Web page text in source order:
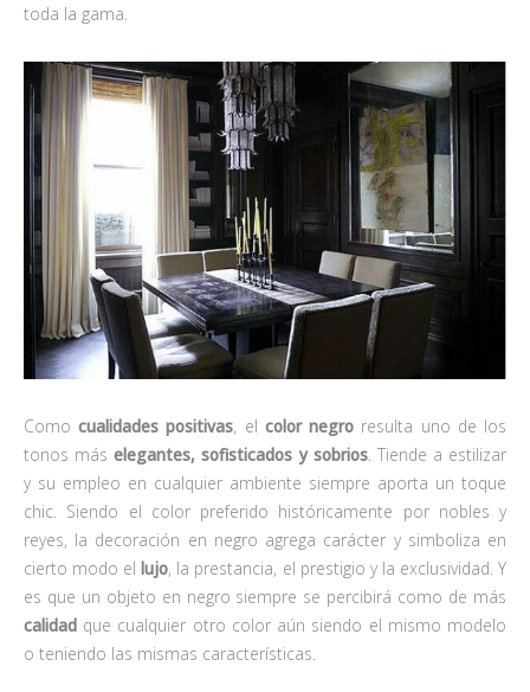
toda la gama.
Comocualidades positivas, el color negro resulta uno de los
tonos máselegantes, sofisticados y sobrios. Tiende a estilizar
y su empleo en cualquier ambiente siempre aporta un toque
chic. Siendo el color preferido históricamente por nobles y
reyes, la decoración en negro agrega carácter y simboliza en
cierto modo ellujo, la prestancia, el prestigio y la exclusividad. Y
es que un objeto en negro siempre se percibirá como de más
calidad que cualquier otro color aún siendo el mismo modelo
o teniendo las mismas características.